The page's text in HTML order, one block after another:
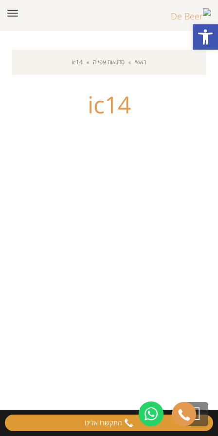
פתח סרגל נגישות
ראשי » סדנאות אפייה »
ic14
ic14
גלילה
לראש התקשרו אלינו